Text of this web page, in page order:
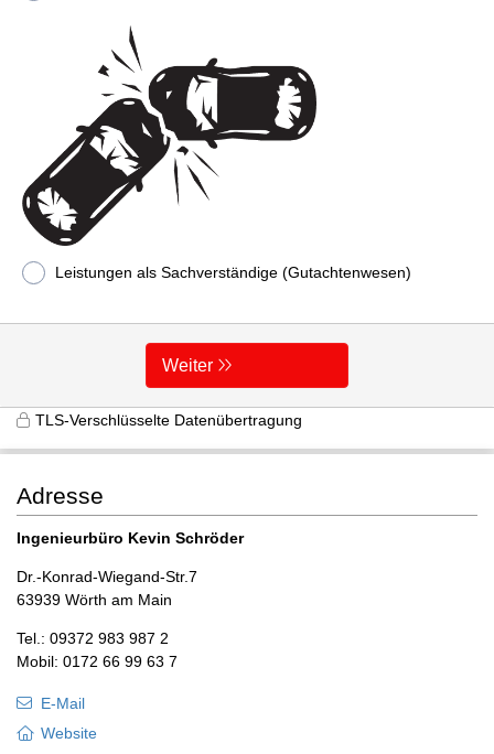
Leistungen als Sachverständige (Gutachtenwesen)
Weiter
TLS-Verschlüsselte Datenübertragung
Adresse
Ingenieurbüro Kevin Schröder
Dr.-Konrad-Wiegand-Str.7
63939 Wörth am Main
Tel.: 09372 983 987 2
Mobil: 0172 66 99 63 7
E-Mail
Website